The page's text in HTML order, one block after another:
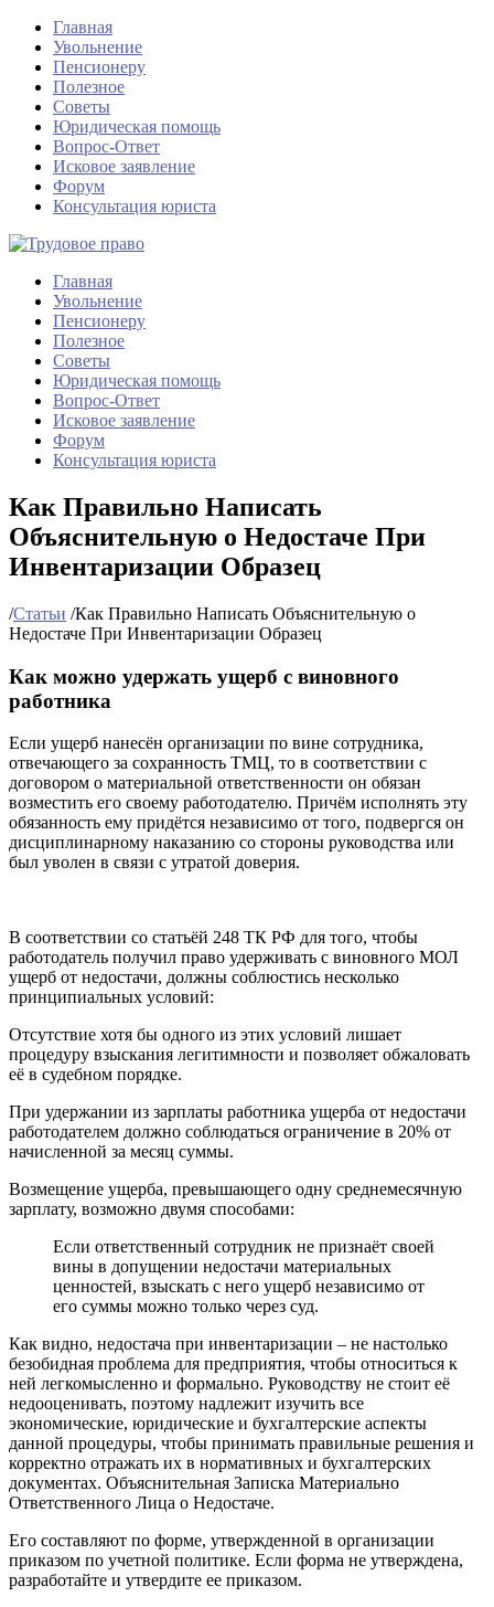
Главная
Увольнение
Пенсионеру
Полезное
Советы
Юридическая помощь
Вопрос-Ответ
Исковое заявление
Форум
Консультация юриста
Главная
Увольнение
Пенсионеру
Полезное
Советы
Юридическая помощь
Вопрос-Ответ
Исковое заявление
Форум
Консультация юриста
Как Правильно Написать
Объяснительную о Недостаче При
Инвентаризации Образец
/Статьи /Как Правильно Написать Объяснительную о
Недостаче При Инвентаризации Образец
Как можно удержать ущерб с виновного
работника
Если ущерб нанесён организации по вине сотрудника,
отвечающего за сохранность ТМЦ, то в соответствии с
договором о материальной ответственности он обязан
возместить его своему работодателю. Причём исполнять эту
обязанность ему придётся независимо от того, подвергся он
дисциплинарному наказанию со стороны руководства или
был уволен в связи с утратой доверия.
В соответствии со статьёй 248 ТК РФ для того, чтобы
работодатель получил право удерживать с виновного МОЛ
ущерб от недостачи, должны соблюстись несколько
принципиальных условий:
Отсутствие хотя бы одного из этих условий лишает
процедуру взыскания легитимности и позволяет обжаловать
её в судебном порядке.
При удержании из зарплаты работника ущерба от недостачи
работодателем должно соблюдаться ограничение в 20% от
начисленной за месяц суммы.
Возмещение ущерба, превышающего одну среднемесячную
зарплату, возможно двумя способами:
Если ответственный сотрудник не признаёт своей
вины в допущении недостачи материальных
ценностей, взыскать с него ущерб независимо от
его суммы можно только через суд.
Как видно, недостача при инвентаризации – не настолько
безобидная проблема для предприятия, чтобы относиться к
ней легкомысленно и формально. Руководству не стоит её
недооценивать, поэтому надлежит изучить все
экономические, юридические и бухгалтерские аспекты
данной процедуры, чтобы принимать правильные решения и
корректно отражать их в нормативных и бухгалтерских
документах. Объяснительная Записка Материально
Ответственного Лица о Недостаче.
Его составляют по форме, утвержденной в организации
приказом по учетной политике. Если форма не утверждена,
разработайте и утвердите ее приказом.